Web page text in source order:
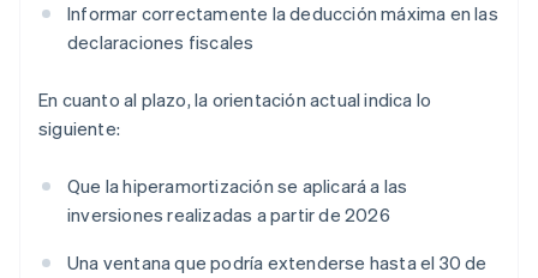
Informar correctamente la deducción máxima en las
declaraciones fiscales
En cuanto al plazo, la orientación actual indica lo
siguiente:
Que la hiperamortización se aplicará a las
inversiones realizadas a partir de 2026
Una ventana que podría extenderse hasta el 30 de